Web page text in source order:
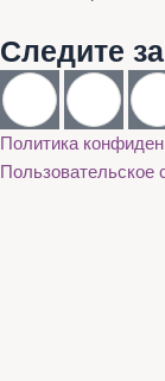
Следите
Политика
Пользовательское